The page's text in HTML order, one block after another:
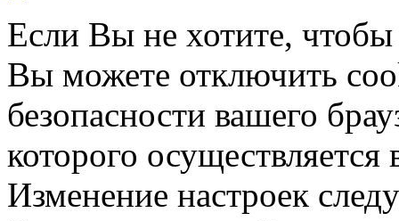
Если Вы не хотите,
Вы можете отключить
безопасности вашего
которого
Изменение настроек